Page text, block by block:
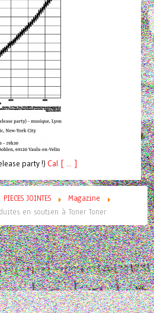
party !) Cal [ ... ]
PIECES JOINTES
Magazine
en soutien à Toner Toner